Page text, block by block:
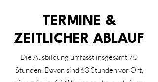
TERMINE &
ZEITLICHER ABLAUF
Die Ausbildung umfasst insgesamt 70
Stunden. Davon sind 63 Stunden vor Ort,